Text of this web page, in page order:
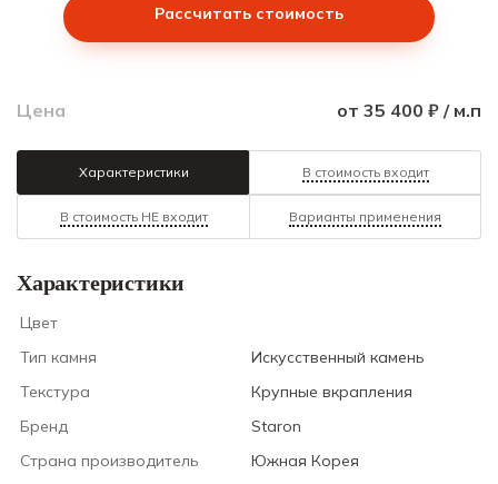
Рассчитать стоимость
Цена от 35 400 ₽ / м.п
Характеристики В стоимость входит
В стоимость НЕ входит Варианты применения
Характеристики
Цвет
Тип камня
Искусственный камень
Текстура
Крупные вкрапления
Бренд
Staron
Страна производитель
Южная Корея